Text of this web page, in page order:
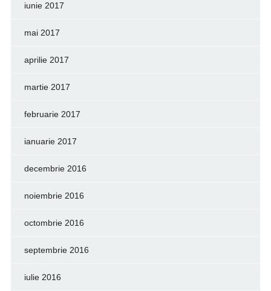
iunie 2017
mai 2017
aprilie 2017
martie 2017
februarie 2017
ianuarie 2017
decembrie 2016
noiembrie 2016
octombrie 2016
septembrie 2016
iulie 2016